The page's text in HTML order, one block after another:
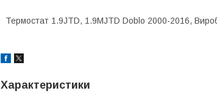
Термостат 1.9JTD, 1.9MJTD Doblo 2000-2016,
Характеристики